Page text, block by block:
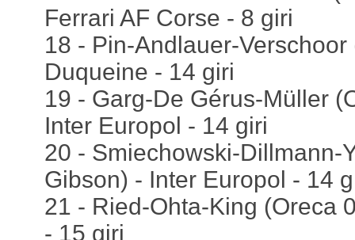
Ferrari AF Corse - 8 giri
18 - Pin-Andlauer-
Duqueine - 14 giri
19 - Garg-De Gérus-Müller
Inter Europol - 14 giri
20 - Smiechowski-Dillmann-
Gibson) - Inter Europol - 14
21 - Ried-Ohta-King (Oreca
- 15 giri